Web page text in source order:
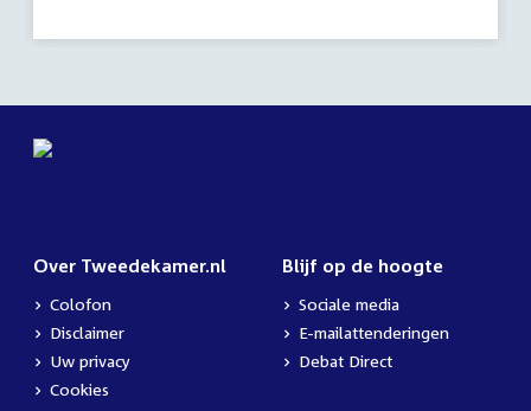
Over Tweedekamer.nl
Colofon
Disclaimer
Uw privacy
Cookies
Blijf op de hoogte
Sociale media
E-mailattenderingen
Debat Direct